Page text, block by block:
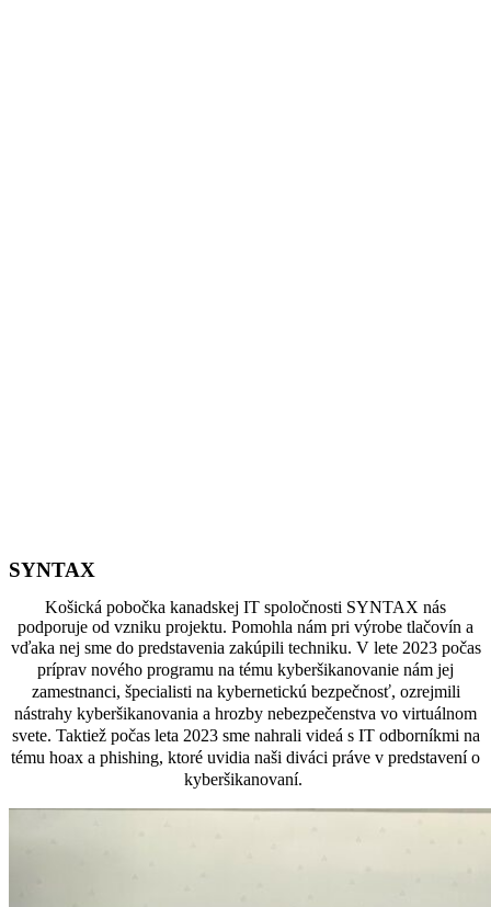
SYNTAX
Košická pobočka kanadskej IT spoločnosti SYNTAX nás
podporuje od vzniku projektu. Pomohla nám pri výrobe tlačovín a
vďaka nej sme do predstavenia zakúpilitechniku. V lete 2023 počas
príprav nového programu na tému kyberšikanovanie nám jej
zamestnanci, špecialisti na kybernetickú bezpečnosť, ozrejmili
nástrahy kyberšikanovania a hrozby nebezpečenstva vo virtuálnom
svete. Taktiež počas leta 2023 sme nahrali videá s IT odborníkmi na
tému hoax a phishing, ktoré uvidia naši diváci práve v predstavení o
kyberšikanovaní.